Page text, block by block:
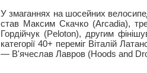
У змаганнях на шосейних
став Максим Скачко (Arcadia),
Гордійчук (Peloton), другим
категорії 40+ переміг Віталій
— В'ячеслав Лавров (Hoods and